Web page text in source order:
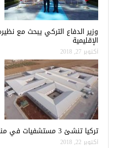
وزير الدفاع التركي يبحث مع
الإقليمية
أكتوبر 27, 2018
تركيا تنشئ 3 مستشفيات في مناطق درع الفرات بسوريا
أكتوبر 22, 2018